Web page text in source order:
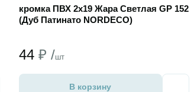
кромка ПВХ 2х19 Жара Светлая GP 152
(Дуб Патинато NORDECO)
44 ₽ /шт
В корзину